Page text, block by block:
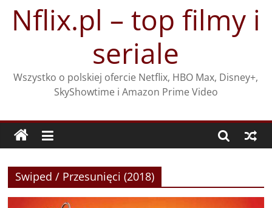
treściNflix.pl – top filmy i
seriale
Wszystko o polskiej ofercie Netflix, HBO Max, Disney+,
SkyShowtime i Amazon Prime Video
Swiped / Przesunięci (2018)